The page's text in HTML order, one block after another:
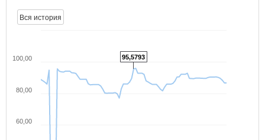
Вся история
95,5793
60,00
80,00
100,00